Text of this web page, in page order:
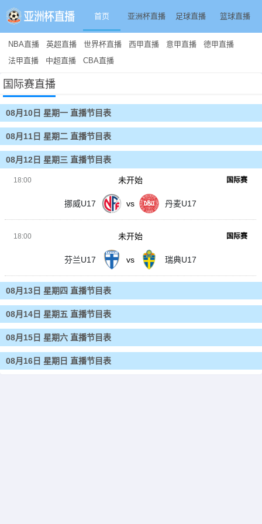
首页 亚洲杯直播 足球直播 篮球直播
NBA直播 英超直播 世界杯直播 西甲直播 意甲直播
德甲直播
法甲直播
中超直播 CBA直播
国际赛直播
08月10日 星期一 直播节目表
08月11日 星期二 直播节目表
08月12日 星期三 直播节目表
18:00 国际赛
挪威U17 vs 丹麦U17
未开始
18:00 国际赛
芬兰U17 vs 瑞典U17
未开始
08月13日 星期四 直播节目表
08月14日 星期五 直播节目表
08月15日 星期六 直播节目表
08月16日 星期日 直播节目表